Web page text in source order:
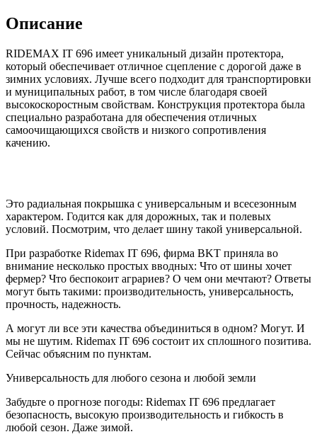
Описание
RIDEMAX IT 696 имеет уникальный дизайн протектора,
который обеспечивает отличное сцепление с дорогой даже в
зимних условиях. Лучше всего подходит для транспортировки
и муниципальных работ, в том числе благодаря своей
высокоскоростным свойствам. Конструкция протектора была
специально разработана для обеспечения отличных
самоочищающихся свойств и низкого сопротивления
качению.
Это радиальная покрышка с универсальным и всесезонным
характером. Годится как для дорожных, так и полевых
условий. Посмотрим, что делает шину такой универсальной.
При разработке Ridemax IT 696, фирма BKT приняла во
внимание несколько простых вводных: Что от шины хочет
фермер? Что беспокоит аграриев? О чем они мечтают? Ответы
могут быть такими: производительность, универсальность,
прочность, надежность.
А могут ли все эти качества объединиться в одном? Могут. И
мы не шутим. Ridemax IT 696 состоит их сплошного позитива.
Сейчас объясним по пунктам.
Универсальность для любого сезона и любой земли
Забудьте о прогнозе погоды: Ridemax IT 696 предлагает
безопасность, высокую производительность и гибкость в
любой сезон. Даже зимой.